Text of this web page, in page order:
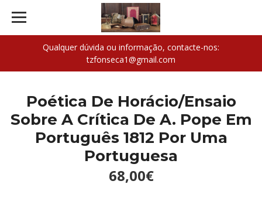
Qualquer dúvida ou informação, contacte-nos:
tzfonseca1@gmail.com
Poética De Horácio/Ensaio
Sobre A Crítica De A. Pope Em
Português 1812 Por Uma
Portuguesa
68,00€